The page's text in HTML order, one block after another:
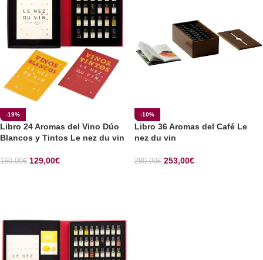
-19%
Libro 24 Aromas del Vino Dúo
Blancos y Tintos Le nez du vin
160,00€ 129,00€
-10%
Libro 36 Aromas del Café Le
nez du vin
280,00€ 253,00€